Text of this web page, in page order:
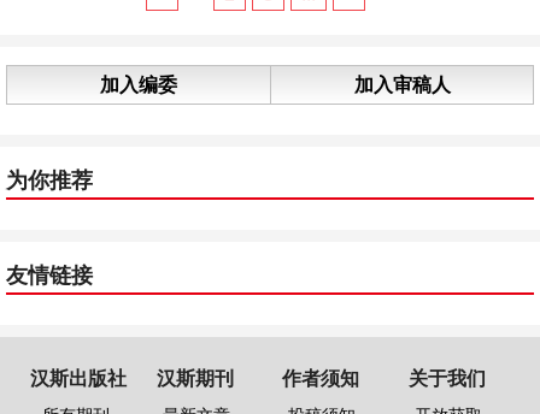
加入编委 加入审稿人
为你推荐
友情链接
汉斯出版社 汉斯期刊 作者须知 关于我们